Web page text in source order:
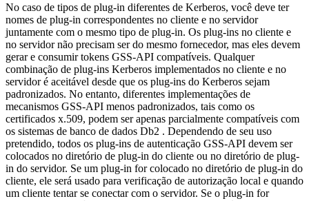
No caso de tipos de plug-in diferentes de Kerberos, você deve ter
nomes de plug-in correspondentes no cliente e no servidor
juntamente com o mesmo tipo de plug-in. Os plug-ins no cliente e
no servidor não precisam ser do mesmo fornecedor, mas eles devem
gerar e consumir tokens GSS-API compatíveis. Qualquer
combinação de plug-ins Kerberos implementados no cliente e no
servidor é aceitável desde que os plug-ins do Kerberos sejam
padronizados. No entanto, diferentes implementações de
mecanismos GSS-API menos padronizados, tais como os
certificados x.509, podem ser apenas parcialmente compatíveis com
os sistemas de banco de dados Db2 . Dependendo de seu uso
pretendido, todos os plug-ins de autenticação GSS-API devem ser
colocados no diretório de plug-in do cliente ou no diretório de plug-
in do servidor. Se um plug-in for colocado no diretório de plug-in do
cliente, ele será usado para verificação de autorização local e quando
um cliente tentar se conectar com o servidor. Se o plug-in for